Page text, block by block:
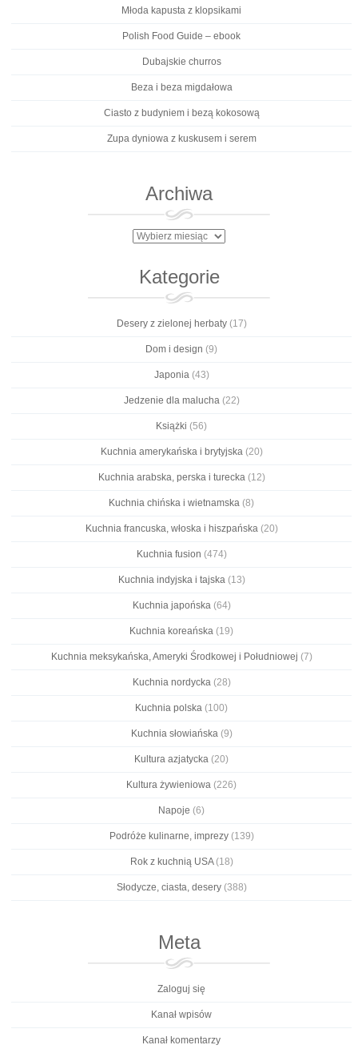
Młoda kapusta z klopsikami
Polish Food Guide – ebook
Dubajskie churros
Beza i beza migdałowa
Ciasto z budyniem i bezą kokosową
Zupa dyniowa z kuskusem i serem
Archiwa
Archiwa
Kategorie
Desery z zielonej herbaty(17)
Dom i design (9)
Japonia(43)
Jedzenie dla malucha(22)
Książki (56)
Kuchnia amerykańska i brytyjska(20)
Kuchnia arabska, perska i turecka(12)
Kuchnia chińska i wietnamska (8)
Kuchnia francuska, włoska i hiszpańska(20)
Kuchnia fusion (474)
Kuchnia indyjska i tajska(13)
Kuchnia japońska(64)
Kuchnia koreańska (19)
Kuchnia meksykańska, Ameryki Środkowej i Południowej (7)
Kuchnia nordycka(28)
Kuchnia polska (100)
Kuchnia słowiańska(9)
Kultura azjatycka (20)
Kultura żywieniowa (226)
Napoje (6)
Podróże kulinarne, imprezy(139)
Rok z kuchnią USA(18)
Słodycze, ciasta, desery(388)
Meta
Zaloguj się
Kanał wpisów
Kanał komentarzy